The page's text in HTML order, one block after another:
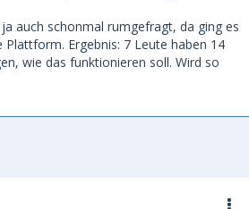
auch schonmal rumgefragt, da ging es
Ergebnis: 7 Leute haben 14
wie das funktionieren soll. Wird so